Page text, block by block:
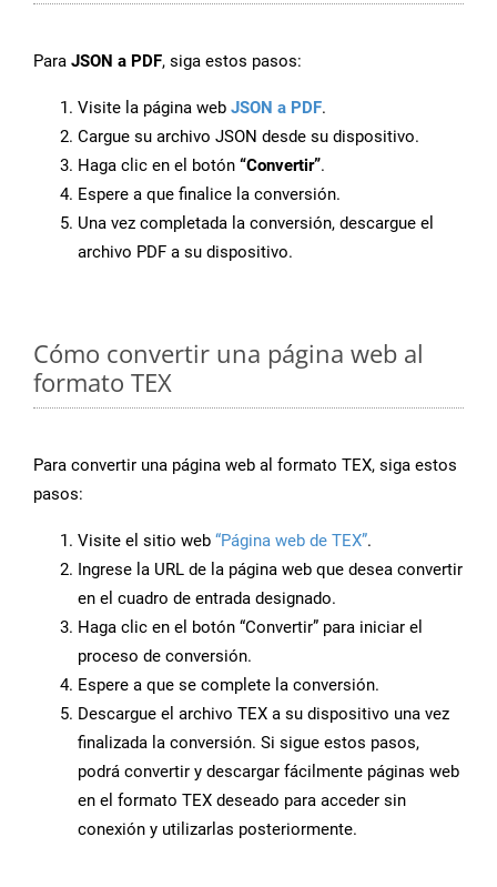
Para JSON a PDF, siga estos pasos:
Visite la página web JSON a PDF.
Cargue su archivo JSON desde su dispositivo.
Haga clic en el botón “Convertir”.
Espere a que finalice la conversión.
Una vez completada la conversión, descargue el
archivo PDF a su dispositivo.
Cómo convertir una página web al
formato TEX
Para convertir una página web al formato TEX, siga estos
pasos:
Visite el sitio web “Página web de TEX”.
Ingrese la URL de la página web que desea convertir
en el cuadro de entrada designado.
Haga clic en el botón “Convertir” para iniciar el
proceso de conversión.
Espere a que se complete la conversión.
Descargue el archivo TEX a su dispositivo una vez
finalizada la conversión. Si sigue estos pasos,
podrá convertir y descargar fácilmente páginas web
en el formato TEX deseado para acceder sin
conexión y utilizarlas posteriormente.